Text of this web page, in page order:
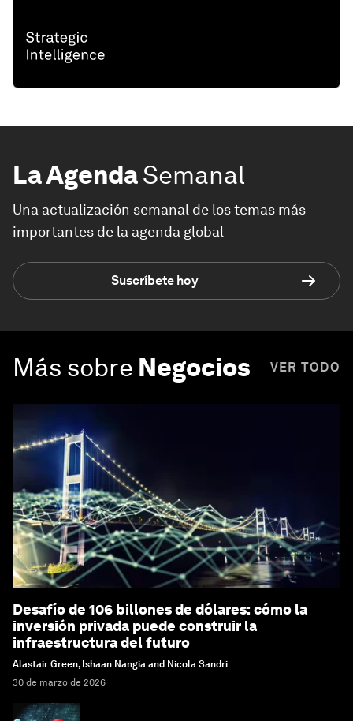
La AgendaSemanal
Una actualización semanal de los temas más
importantes de la agenda global
Suscríbete hoy
Más sobre Negocios VER TODO
Desafío de 106 billones de dólares: cómo la
inversión privada puede construir la
infraestructura del futuro
Alastair Green, Ishaan Nangia and Nicola Sandri
30 de marzo de 2026